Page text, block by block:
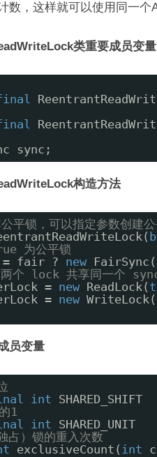
数，这样就可以使用同一个
类重要成员变量
sync;
构造方法
平锁，可以指定参数创建公
为公平锁
= fair ? new
个 lock 共享同一个
= new ReadLock(
= new WriteLock(
员变量
int SHARED_SHIFT
1
int SHARED_UNIT
）锁的重入次数
exclusiveCount( int